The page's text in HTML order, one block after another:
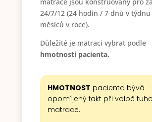
24/7/12 (24 hodin / 7 dnů v týdnu
měsíců v roce).
Důležité je matraci vybrat podle
hmotnosti pacienta.
HMOTNOST pacienta bývá
opomíjený fakt při volbě
matrace.